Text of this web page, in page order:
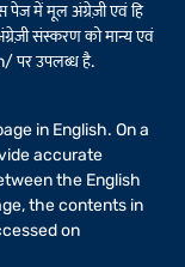
पेज में मूल अंग्रेज़ी एवं हि
संस्करण को मान्य एवं
पर उपलब्ध है.
in English. On a
accurate
the English
the contents in
on